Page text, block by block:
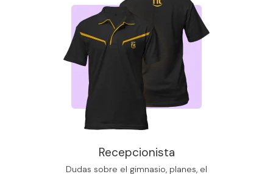
Recepcionista
Dudas sobre el gimnasio, planes, el